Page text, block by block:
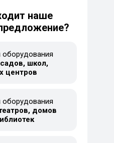
наше
школ,
центров
домов